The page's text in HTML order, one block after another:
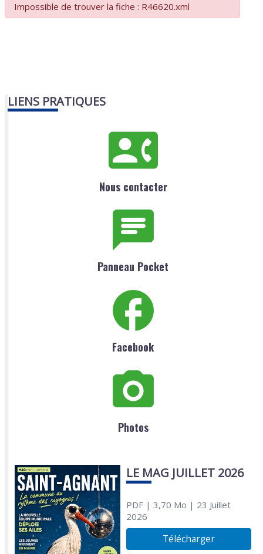
Impossible de trouver la fiche : R46620.xml
LIENS PRATIQUES
Nous contacter
Panneau Pocket
Facebook
Photos
LE MAG JUILLET 2026
PDF| 3,70 Mo | 23 Juillet
2026
Télécharger